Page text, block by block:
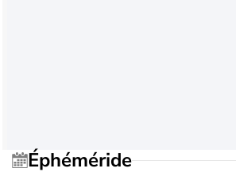
Éphéméride